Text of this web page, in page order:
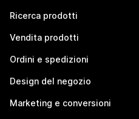
Ricerca prodotti
Vendita prodotti
Ordini e spedizioni
Design del negozio
Marketing e conversioni